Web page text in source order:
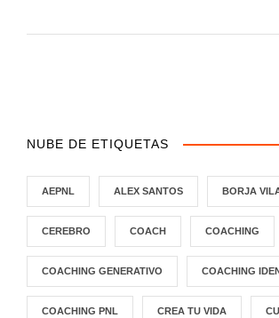
NUBE DE ETIQUETAS
AEPNL ALEX SANTOS BORJA
CEREBRO COACH COACHING
COACHING GENERATIVO COACHING
COACHING PNL CREA TU VIDA